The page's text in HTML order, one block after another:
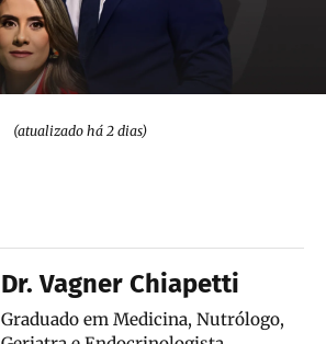
(atualizado há 2 dias)
Dr. Vagner Chiapetti
Graduado em Medicina, Nutrólogo,